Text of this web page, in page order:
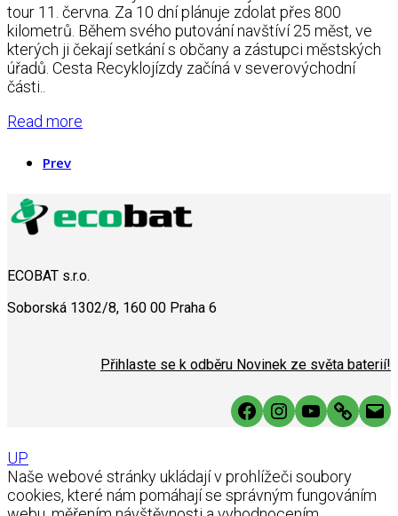
tour 11. června. Za 10 dní plánuje zdolat přes 800
kilometrů. Během svého putování navštíví 25 měst, ve
kterých ji čekají setkání s občany a zástupci městských
úřadů. Cesta Recyklojízdy začíná v severovýchodní
části..
Read more
Prev
ECOBAT s.r.o.
Soborská 1302/8, 160 00 Praha 6
Přihlaste se k odběru Novinek ze světa baterií!
Facebook
Instagram
YouTube
Link
UP
Naše webové stránky ukládají v prohlížeči soubory
cookies, které nám pomáhají se správným fungováním